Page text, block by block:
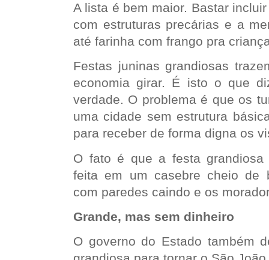
A lista é bem maior. Bastar
com estruturas precárias e a
até farinha com frango pra
Festas juninas grandiosas
economia girar. É isto o que
verdade. O problema é que os
uma cidade sem estrutura
para receber de forma digna os
O fato é que a festa
feita em um casebre cheio de
com paredes caindo e os
Grande, mas sem dinheiro
O governo do Estado também